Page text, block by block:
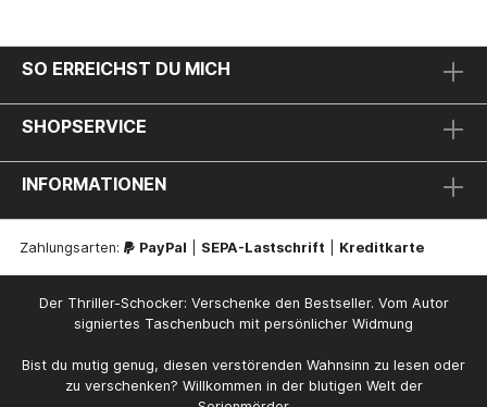
SO ERREICHST DU MICH
SHOPSERVICE
INFORMATIONEN
Zahlungsarten: PayPal SEPA-Lastschrift Kreditkarte
Der Thriller-Schocker: Verschenke den Bestseller. Vom Autor
signiertes Taschenbuch mit persönlicher Widmung
Bist du mutig genug, diesen verstörenden Wahnsinn zu lesen oder
zu verschenken? Willkommen in der blutigen Welt der